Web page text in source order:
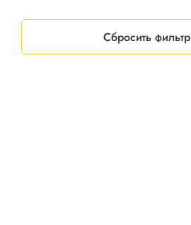
CrossAir
Dali
Сбросить фильтр